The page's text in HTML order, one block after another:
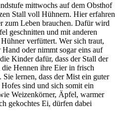
mittwochs auf dem Obsthof
Stall voll Hühnern. Hier erfahren
zum Leben brauchen. Dafür wird
geschnitten und mit anderen
verfüttert. Wer sich traut,
oder nimmt sogar eins auf
Kinder dafür, dass der Stall der
Hennen ihre Eier in frisch
Sie lernen, dass der Mist ein guter
sind und sich somit ein
Weizenkörner, Äpfel, warmer
gekochtes Ei, dürfen dabei